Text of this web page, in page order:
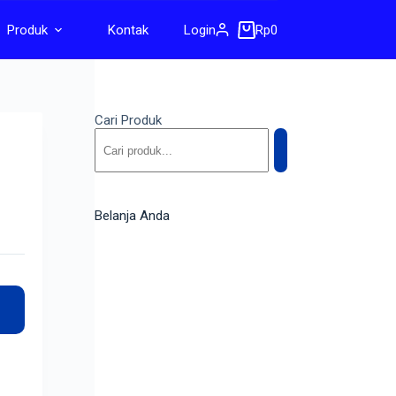
Produk Kontak Login Rp0
Cari Produk
Belanja Anda